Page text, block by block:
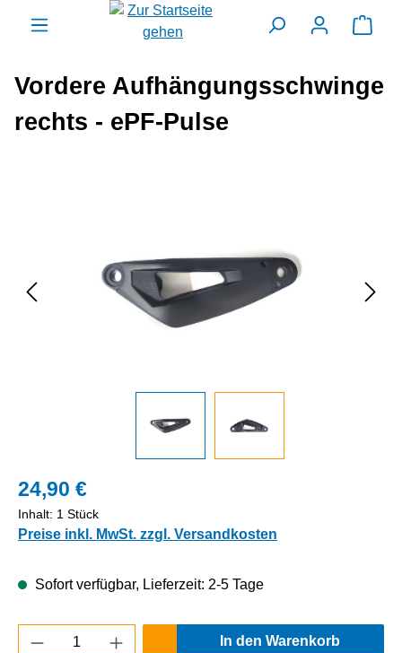
springen
Vordere Aufhängungsschwinge
rechts - ePF-Pulse
24,90 €
Inhalt: 1 Stück
Preise inkl. MwSt. zzgl. Versandkosten
Sofort verfügbar, Lieferzeit: 2-5 Tage
Produkt Anzahl: Gib den gewünschten
In den Warenkorb